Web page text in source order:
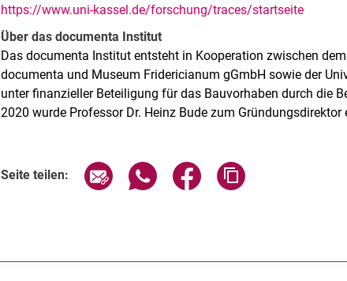
https://www.uni-kassel.de/forschung/traces/startseite
Über das documenta Institut
Das documenta Institut entsteht in Kooperation zwischen
documenta und Museum Fridericianum gGmbH sowie der
unter finanzieller Beteiligung für das Bauvorhaben durch die
2020 wurde Professor Dr. Heinz Bude zum
Seite teilen: Seite über E-Mail teilen
Seite über WhatsApp teilen
Seite über Facebook